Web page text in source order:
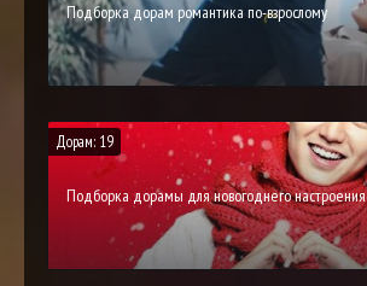
Подборка дорам романтика по-взрослому
Дорам: 19
Подборка дорамы для новогоднего настроения